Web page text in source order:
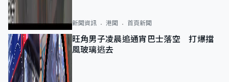
新聞資訊 港聞 首頁新聞
旺角男子凌晨追通宵巴士落空 打爆擋
風玻璃逃去